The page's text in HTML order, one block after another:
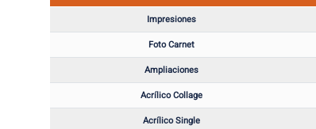
Impresiones
Foto Carnet
Ampliaciones
Acrílico Collage
Acrílico Single